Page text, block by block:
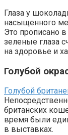
Глаза у
насыщенного
Это прописано
зеленые глаза
на здоровье и
Голубой
Голубой
британских
время были
в выставках.